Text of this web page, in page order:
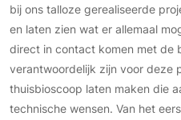
bij ons talloze gerealiseerde
en laten zien wat er allemaal
direct in contact komen met de
verantwoordelijk zijn voor deze
thuisbioscoop laten maken die
technische wensen. Van het